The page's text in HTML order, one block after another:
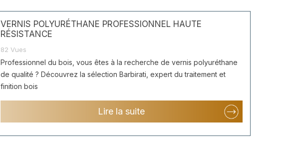
VERNIS POLYURÉTHANE PROFESSIONNEL HAUTE
RÉSISTANCE
82 Vues
Professionnel du bois, vous êtes à la recherche de vernis polyuréthane
de qualité ? Découvrez la sélection Barbirati, expert du traitement et
finition bois
Lire la suite